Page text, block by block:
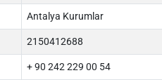
Antalya Kurumlar
2150412688
+ 90 242 229 00 54